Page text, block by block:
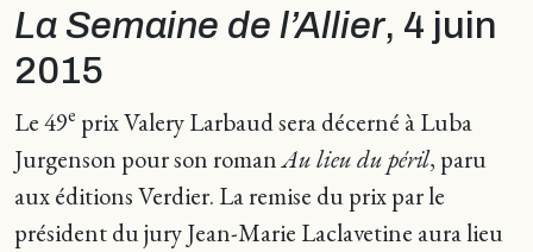
La Semaine de l’Allier, 4 juin
2015
Le 49e prix Valery Larbaud sera décerné à Luba
Jurgenson pour son romanAu lieu du péril, paru
aux éditions Verdier. La remise du prix par le
président du jury Jean-Marie Laclavetine aura lieu